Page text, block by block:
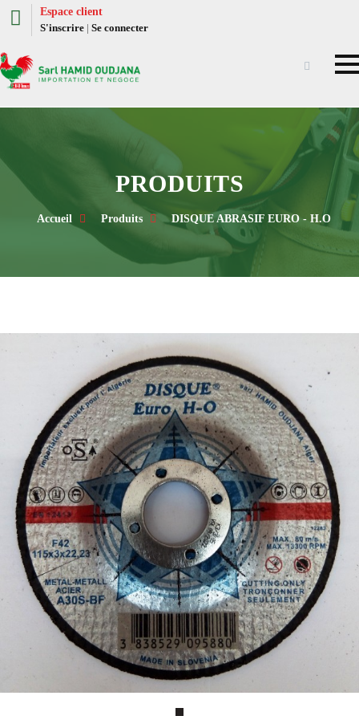
Espace client
S'inscrire | Se connecter
PRODUITS
Accueil Produits DISQUE ABRASIF EURO - H.O